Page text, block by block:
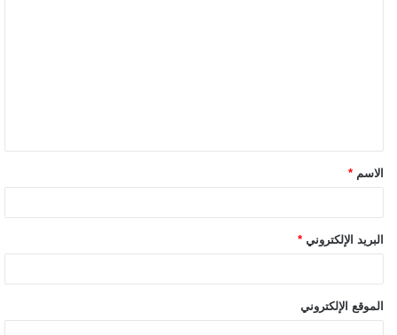
الاسم *
البريد الإلكتروني *
الموقع الإلكتروني